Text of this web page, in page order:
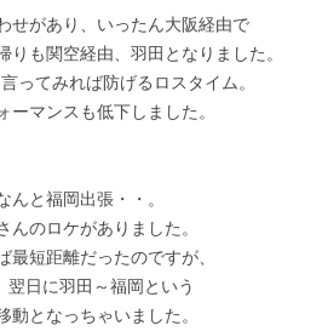
せがあり、いったん大阪経由で
も関空経由、羽田となりました。
ってみれば防げるロスタイム。
マンスも低下しました。
と福岡出張・・。
のロケがありました。
短距離だったのですが、
日に羽田～福岡という
となっちゃいました。